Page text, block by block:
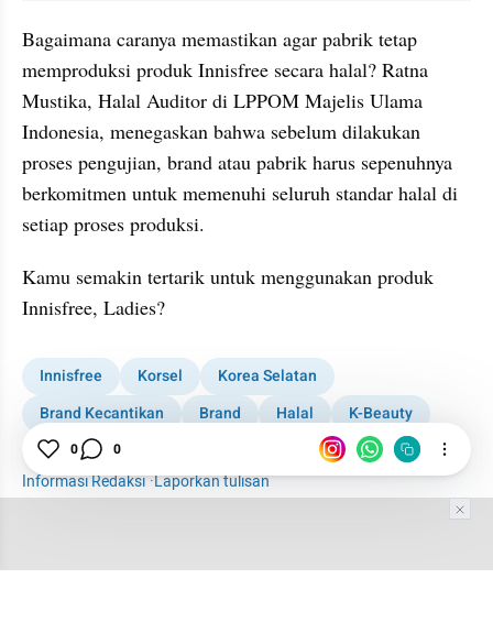
Bagaimana caranya memastikan agar pabrik tetap
memproduksi produk Innisfree secara halal? Ratna
Mustika, Halal Auditor di LPPOM Majelis Ulama
Indonesia, menegaskan bahwa sebelum dilakukan
proses pengujian, brand atau pabrik harus sepenuhnya
berkomitmen untuk memenuhi seluruh standar halal di
setiap proses produksi.
Kamu semakin tertarik untuk menggunakan produk
Innisfree, Ladies?
Innisfree Korsel
Korea Selatan
Brand Kecantikan
Brand Halal
K-Beauty
Sertifikasi Halal
Beauty Club
Informasi Redaksi·Laporkan tulisan
0 0